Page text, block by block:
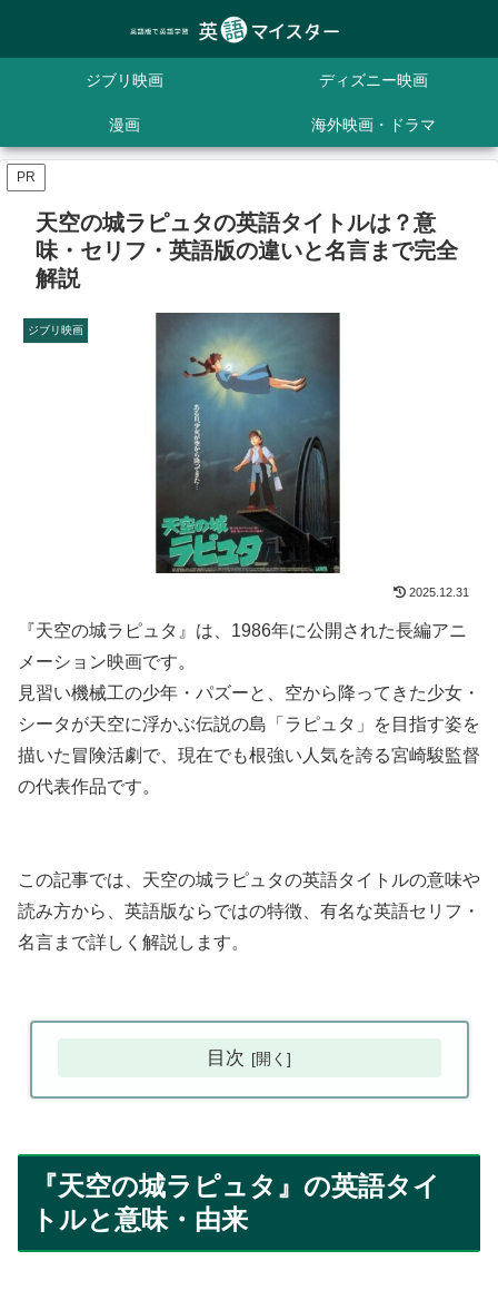
ジブリ映画 ディズニー映画
漫画 海外映画・ドラマ
PR
天空の城ラピュタの英語タイトルは？意
味・セリフ・英語版の違いと名言まで完全
解説
ジブリ映画
2025.12.31
『天空の城ラピュタ』は、1986年に公開された長編アニ
メーション映画です。
見習い機械工の少年・パズーと、空から降ってきた少女・
シータが天空に浮かぶ伝説の島「ラピュタ」を目指す姿を
描いた冒険活劇で、現在でも根強い人気を誇る宮崎駿監督
の代表作品です。
この記事では、天空の城ラピュタの英語タイトルの意味や
読み方から、英語版ならではの特徴、有名な英語セリフ・
名言まで詳しく解説します。
目次
『天空の城ラピュタ』の英語タイ
トルと意味・由来